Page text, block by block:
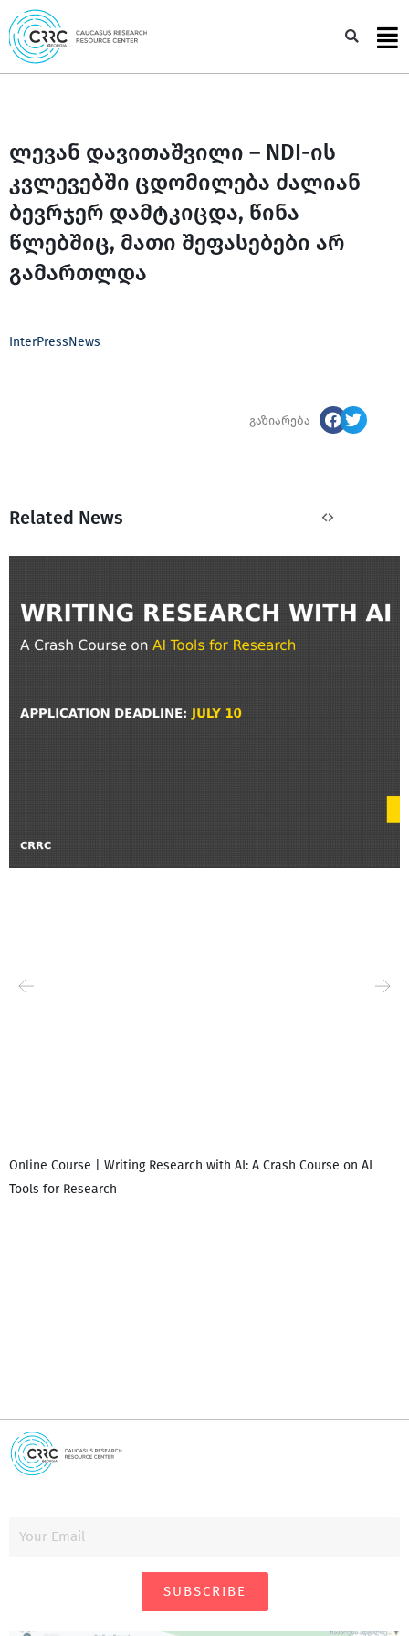
Skip
to
content
ლევან დავითაშვილი – NDI-ის
კვლევებში ცდომილება ძალიან
ბევრჯერ დამტკიცდა, წინა
წლებშიც, მათი შეფასებები არ
გამართლდა
InterPressNews
გაზიარება
Related News
Online Course | Writing Research with AI: A Crash Course on AI
Tools for Research
SUBSCRIBE